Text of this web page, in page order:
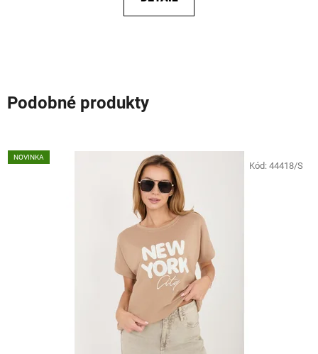
Podobné produkty
NOVINKA
Kód: 44418/S